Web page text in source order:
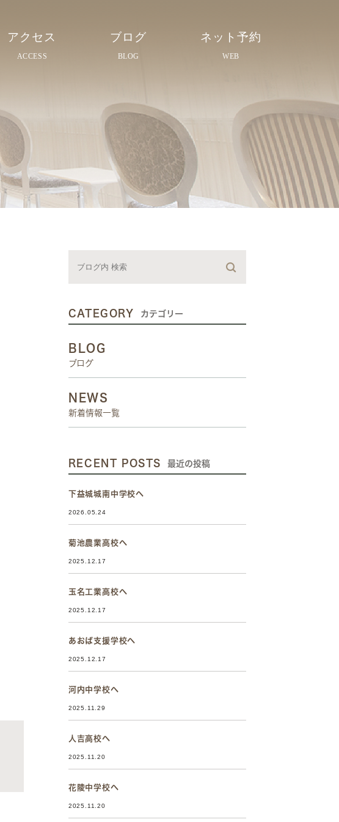
アクセス
ACCESS
ブログ
BLOG
ネット予約
WEB
CATEGORY カテゴリー
BLOG
ブログ
NEWS
新着情報一覧
RECENT POSTS 最近の投稿
下益城城南中学校へ
2026.05.24
菊池農業高校へ
2025.12.17
玉名工業高校へ
2025.12.17
あおば支援学校へ
2025.12.17
河内中学校へ
2025.11.29
人吉高校へ
2025.11.20
花陵中学校へ
2025.11.20